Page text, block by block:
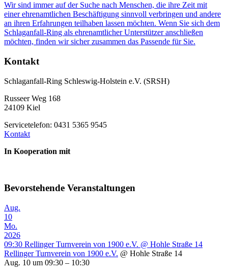
Wir sind immer auf der Suche nach Menschen, die ihre Zeit mit
einer ehrenamtlichen Beschäftigung sinnvoll verbringen und andere
an ihren Erfahrungen teilhaben lassen möchten. Wenn Sie sich dem
Schlaganfall-Ring als ehrenamtlicher Unterstützer anschließen
möchten, finden wir sicher zusammen das Passende für Sie.
Kontakt
Schlaganfall-Ring Schleswig-Holstein e.V. (SRSH)
Russeer Weg 168
24109 Kiel
Servicetelefon: 0431 5365 9545
Kontakt
In Kooperation mit
Bevorstehende Veranstaltungen
Aug.
10
Mo.
2026
09:30 Rellinger Turnverein von 1900 e.V. @ Hohle Straße 14
Rellinger Turnverein von 1900 e.V. @ Hohle Straße 14
Aug. 10 um 09:30 – 10:30